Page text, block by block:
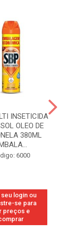
INSETICIDA
OLEO DE
380ML
6000
seu login ou
se para
preços e